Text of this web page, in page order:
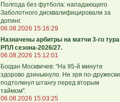
Полгода без футбола: нападающего
Заболотного дисквалифицировали за
допинг.
06.08.2026 15:16:29
Назначены арбитры на матчи 3-го тура
РПЛ сезона-2026/27.
06.08.2026 15:12:01
Богдан Москвичев: "На 95‑й минуте
здорово дзинькнуло. Не зря по‑дружески
подтолкнул штангу перед вторым
таймом".
06.08.2026 15:03:25